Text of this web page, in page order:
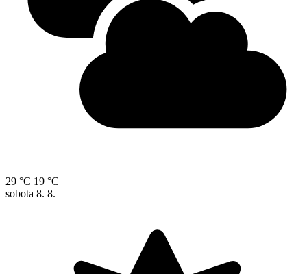
29 °C 19 °C
sobota 8. 8.